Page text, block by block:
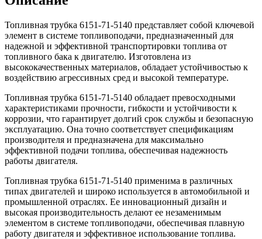
Топливная трубка 6151-71-5140 представляет собой ключевой
элемент в системе топливоподачи, предназначенный для
надежной и эффективной транспортировки топлива от
топливного бака к двигателю. Изготовлена из
высококачественных материалов, обладает устойчивостью к
воздействию агрессивных сред и высокой температуре.
Топливная трубка 6151-71-5140 обладает превосходными
характеристиками прочности, гибкости и устойчивости к
коррозии, что гарантирует долгий срок службы и безопасную
эксплуатацию. Она точно соответствует спецификациям
производителя и предназначена для максимально
эффективной подачи топлива, обеспечивая надежность
работы двигателя.
Топливная трубка 6151-71-5140 применима в различных
типах двигателей и широко используется в автомобильной и
промышленной отраслях. Ее инновационный дизайн и
высокая производительность делают ее незаменимым
элементом в системе топливоподачи, обеспечивая плавную
работу двигателя и эффективное использование топлива.